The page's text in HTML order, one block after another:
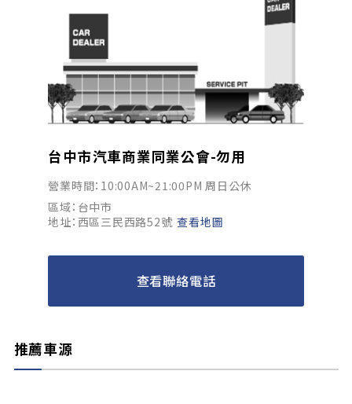
台中市汽車商業同業公會-勿用
營業時間：10:00AM~21:00PM 周日公休
區域：台中市
地址：西區三民西路52號 查看地圖
查看聯絡電話
推薦車源